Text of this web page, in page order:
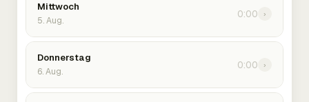
Mittwoch
5. Aug.
0:00 ›
Donnerstag
6. Aug.
0:00 ›